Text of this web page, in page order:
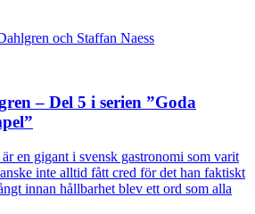
– Del 5 i serien ”Goda
en gigant i svensk gastronomi som varit
inte alltid fått cred för det han faktiskt
innan hållbarhet blev ett ord som alla